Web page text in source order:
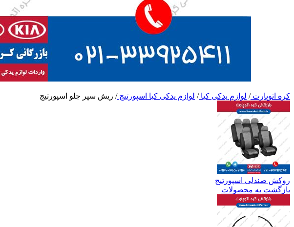
کره اتوپارت/ لوازم یدکی کیا/ لوازم یدکی کیا اسپورتیج/ ریش سپر جلو اسپورتیج
روکش صندلی اسپورتیج
بازگشت به محصولات